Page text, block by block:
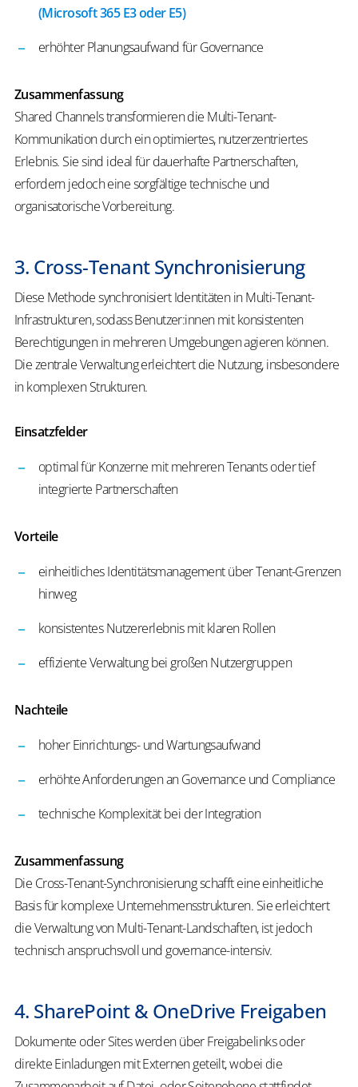
(Microsoft 365 E3 oder E5)
erhöhter Planungsaufwand für Governance
Zusammenfassung
Shared Channels transformieren die Multi-Tenant-
Kommunikation durch ein optimiertes, nutzerzentriertes
Erlebnis. Sie sind ideal für dauerhafte Partnerschaften,
erfordern jedoch eine sorgfältige technische und
organisatorische Vorbereitung.
3. Cross-Tenant Synchronisierung
Diese Methode synchronisiert Identitäten in Multi-Tenant-
Infrastrukturen, sodass Benutzer:innen mit konsistenten
Berechtigungen in mehreren Umgebungen agieren können.
Die zentrale Verwaltung erleichtert die Nutzung, insbesondere
in komplexen Strukturen.
Einsatzfelder
optimal für Konzerne mit mehreren Tenants oder tief
integrierte Partnerschaften
Vorteile
einheitliches Identitätsmanagement über Tenant-Grenzen
hinweg
konsistentes Nutzererlebnis mit klaren Rollen
effiziente Verwaltung bei großen Nutzergruppen
Nachteile
hoher Einrichtungs- und Wartungsaufwand
erhöhte Anforderungen an Governance und Compliance
technische Komplexität bei der Integration
Zusammenfassung
Die Cross-Tenant-Synchronisierung schafft eine einheitliche
Basis für komplexe Unternehmensstrukturen. Sie erleichtert
die Verwaltung von Multi-Tenant-Landschaften, ist jedoch
technisch anspruchsvoll und governance-intensiv.
4. SharePoint & OneDrive Freigaben
Dokumente oder Sites werden über Freigabelinks oder
direkte Einladungen mit Externen geteilt, wobei die